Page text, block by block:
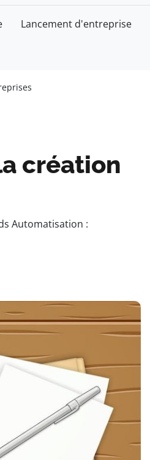
Lancement d'entreprise
création
Automatisation :